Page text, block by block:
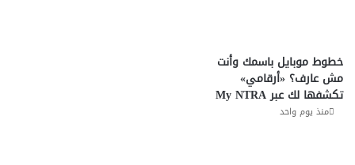
خطوط موبايل باسمك وأنت
مش عارف؟ «أرقامي»
تكشفها لك عبر My NTRA
منذ يوم واحد